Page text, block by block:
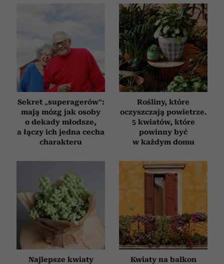
Sekret „superagerów”:
mają mózg jak osoby
o dekady młodsze,
a łączy ich jedna cecha
charakteru
Rośliny, które
oczyszczają powietrze.
5 kwiatów, które
powinny być
w każdym domu
Najlepsze kwiaty
Kwiaty na balkon